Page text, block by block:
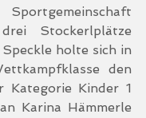
Stockerlplätze
holte sich in
den
Kategorie Kinder 1
Karina Hämmerle